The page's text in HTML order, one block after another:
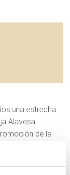
una estrecha
Alavesa
de la
de sus